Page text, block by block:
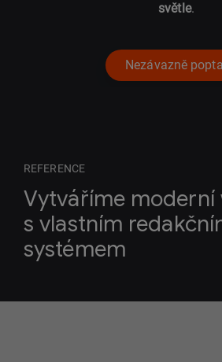
světle.
Nezávazně
REFERENCE
Vytváříme moderní
s vlastním
systémem